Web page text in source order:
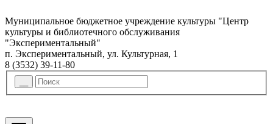
Муниципальное бюджетное учреждение культуры "Центр
культуры и библиотечного обслуживания
"Экспериментальный"
п. Экспериментальный, ул. Культурная, 1
8 (3532) 39-11-80